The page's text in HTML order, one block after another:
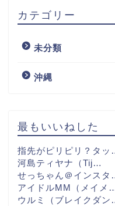
カテゴリー
未分類
沖縄
最もいいねした
指先がピリピリ？タッ
河島ティヤナ（Tij…
せっちゃん＠インスタ
アイドルMM（メイメ
ウルミ（ブレイクダン